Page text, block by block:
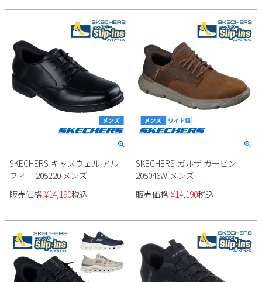
SKECHERS キャスウェル アル
フィー 205220 メンズ
販売価格 ¥14,190税込
SKECHERS ガルザ ガービン
205046W メンズ
販売価格 ¥14,190税込